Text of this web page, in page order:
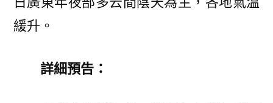
緩升。
詳細預告：